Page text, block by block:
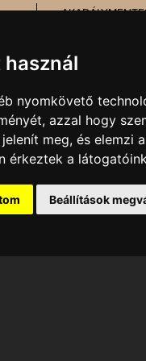
nyomkövető
azzal hogy
meg, és elemzi
érkeztek a
Beállítások
TŰZ- ÉS
MARKETING,
E-mail: